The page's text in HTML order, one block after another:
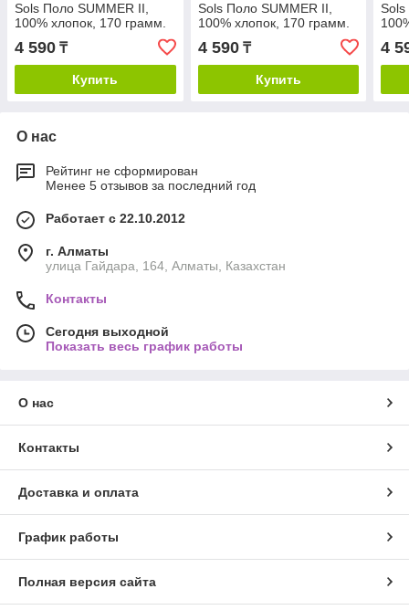
Sols Поло SUMMER II,
100% хлопок, 170 грамм.
4 590 ₸
Купить
Sols Поло SUMMER II,
100% хлопок, 170 грамм.
4 590₸
Купить
Sols
4
О нас
Рейтинг не сформирован
Менее 5 отзывов за последний год
Работает с 22.10.2012
г. Алматы
улица Гайдара, 164, Алматы, Казахстан
Контакты
Сегодня выходной
Показать весь график работы
О нас
Контакты
Доставка и оплата
График работы
Полная версия сайта